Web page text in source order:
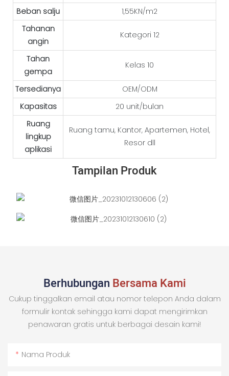
Beban salju
1,55KN/m2
Tahanan
angin
Kategori 12
Tahan
gempa
Kelas 10
Tersedianya
OEM/ODM
Kapasitas
20 unit/bulan
Ruang
lingkup
aplikasi
Ruang tamu, Kantor, Apartemen, Hotel,
Resor dll
Tampilan Produk
Berhubungan Bersama Kami
Cukup tinggalkan email atau nomor telepon Anda dalam
formulir kontak sehingga kami dapat mengirimkan
penawaran gratis untuk berbagai desain kami!
Nama Produk